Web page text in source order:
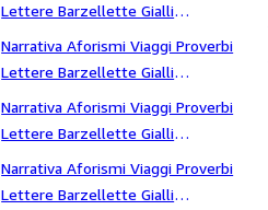
Lettere Barzellette Gialli
Fantascienza stanze
Narrativa Aforismi Viaggi Proverbi
Lettere Barzellette Gialli
Fantascienza storia
Narrativa Aforismi Viaggi Proverbi
Lettere Barzellette Gialli
Fantascienza storia della magia
Narrativa Aforismi Viaggi Proverbi
Lettere Barzellette Gialli